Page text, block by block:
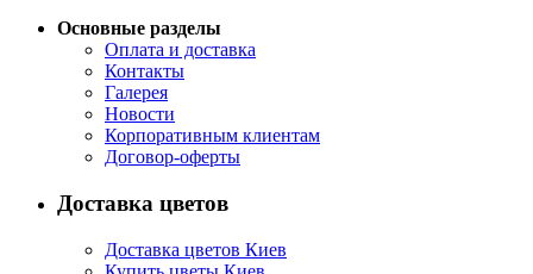
Основные разделы
Оплата и доставка
Контакты
Галерея
Новости
Корпоративным клиентам
Договор-оферты
Доставка цветов
Доставка цветов Киев